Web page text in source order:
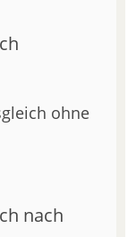
ohne
nach